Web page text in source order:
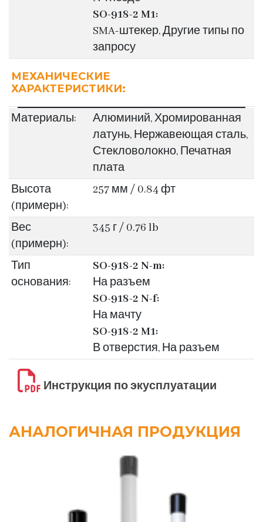
SO-918-2 M1:
SMA-штекер, Другие типы по
запросу
МЕХАНИЧЕСКИЕ
ХАРАКТЕРИСТИКИ:
Материалы:
Алюминий, Хромированная
латунь, Нержавеющая сталь,
Стекловолокно, Печатная
плата
Высота
(примерн):
257 мм / 0.84 фт
Вес
(примерн):
345 г / 0.76 lb
Тип
основания:
SO-918-2 N-m:
На разъем
SO-918-2 N-f:
На мачту
SO-918-2 M1:
В отверстия, На разъем
Инструкция по экусплуатации
АНАЛОГИЧНАЯ ПРОДУКЦИЯ